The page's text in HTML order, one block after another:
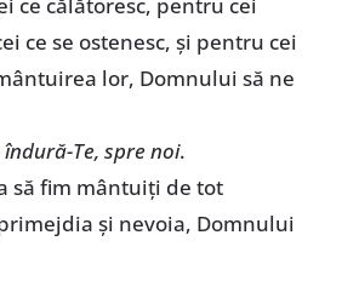
ce se ostenesc, și pentru cei
lor, Domnului să ne
Te, spre noi.
să fim mântuiți de tot
și nevoia, Domnului